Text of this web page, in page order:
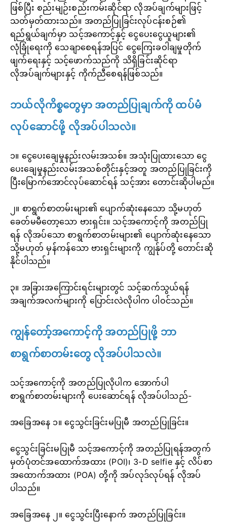
ဖြစ်ပြီး စည်းမျဉ်းစည်းကမ်းဆိုင်ရာ လိုအပ်ချက်များဖြင့်
သတ်မှတ်ထားသည်။ အတည်ပြုခြင်းလုပ်ငန်းစဉ်၏
ရည်ရွယ်ချက်မှာ သင့်အကောင့်နှင့် ငွေပေးငွေယူများ၏
လုံခြုံရေးကို သေချာစေရန်အပြင် ငွေကြေးခဝါချမှုတိုက်
ဖျက်ရေးနှင့် သင့်ဖောက်သည်ကို သိရှိခြင်းဆိုင်ရာ
လိုအပ်ချက်များနှင့် ကိုက်ညီစေရန်ဖြစ်သည်။
ဘယ်လိုကိစ္စတွေမှာ အတည်ပြုချက်ကို ထပ်မံ
လုပ်ဆောင်ဖို့ လိုအပ်ပါသလဲ။
၁။ ငွေပေးချေမှုနည်းလမ်းအသစ်။ အသုံးပြုထားသော ငွေ
ပေးချေမှုနည်းလမ်းအသစ်တိုင်းနှင့်အတူ အတည်ပြုခြင်းကို
ပြီးမြောက်အောင်လုပ်ဆောင်ရန် သင့်အား တောင်းဆိုပါမည်။
၂။ စာရွက်စာတမ်းများ၏ ပျောက်ဆုံးနေသော သို့မဟုတ်
ခေတ်မမီတော့သော ဗားရှင်း။ သင့်အကောင့်ကို အတည်ပြု
ရန် လိုအပ်သော စာရွက်စာတမ်းများ၏ ပျောက်ဆုံးနေသော
သို့မဟုတ် မှန်ကန်သော ဗားရှင်းများကို ကျွန်ုပ်တို့ တောင်းဆို
နိုင်ပါသည်။
၃။ အခြားအကြောင်းရင်းများတွင် သင့်ဆက်သွယ်ရန်
အချက်အလက်များကို ပြောင်းလဲလိုပါက ပါဝင်သည်။
ကျွန်တော့်အကောင့်ကို အတည်ပြုဖို့ ဘာ
စာရွက်စာတမ်းတွေ လိုအပ်ပါသလဲ။
သင့်အကောင့်ကို အတည်ပြုလိုပါက အောက်ပါ
စာရွက်စာတမ်းများကို ပေးဆောင်ရန် လိုအပ်ပါသည်-
အခြေအနေ ၁။ ငွေသွင်းခြင်းမပြုမီ အတည်ပြုခြင်း။
ငွေသွင်းခြင်းမပြုမီ သင့်အကောင့်ကို အတည်ပြုရန်အတွက်
မှတ်ပုံတင်အထောက်အထား (POI)၊ 3-D selfie နှင့် လိပ်စာ
အထောက်အထား (POA) တို့ကို အပ်လုဒ်လုပ်ရန် လိုအပ်
ပါသည်။
အခြေအနေ ၂။ ငွေသွင်းပြီးနောက် အတည်ပြုခြင်း။